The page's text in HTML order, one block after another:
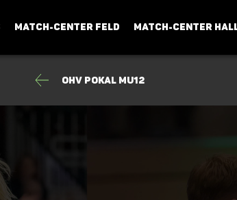
MATCH-CENTER FELD MATCH-CENTER
OHV Pokal MU12